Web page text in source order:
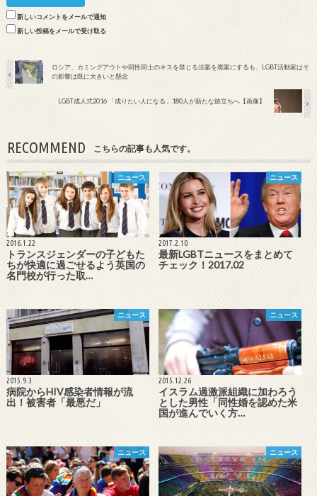
新しいコメントをメールで通知
新しい投稿をメールで受け取る
ロシア、カミングアウトや同性同士のキスを禁じる法案を廃案にするも、LGBT活動家はそ
の影響は既に大きいと懸念
LGBT成人式2016 「成りたい人になる」180人が新たな旅立ちへ【画像】
RECOMMEND こちらの記事も人気です。
ニュース
2016.1.22
トランスジェンダーの子どもた
ちが快適に過ごせるよう英国の
名門校が行った取…
ニュース
2017.2.10
最新LGBTニュースをまとめて
チェック！2017.02
ニュース
2015.9.3
病院からHIV感染者情報が流
出！被害者「最悪だ」
ニュース
2015.12.26
イスラム過激派組織に加わろう
とした男性「同性婚を認めた米
国が進んでいく方…
ニュース ニュース